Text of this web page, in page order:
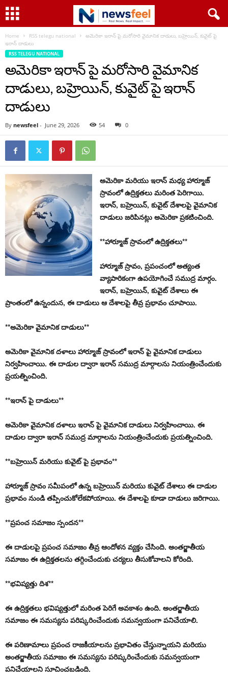
Home RSS telegu national
అమెరికా ఇరాన్ పై మరోసారి వైమానిక దాడులు, బహ్రెయిన్, కువైట్ పై
ఇరాన్ దాడులు
RSS TELEGU NATIONAL
అమెరికా ఇరాన్ పై మరోసారి వైమానిక
దాడులు, బహ్రెయిన్, కువైట్ పై ఇరాన్
దాడులు
By newsfeel - June 29, 2026 54 0
అమెరికా మరియు ఇరాన్ మధ్య హార్మూజ్
స్రావంలో ఉద్రిక్తతలు మరింత పెరిగాయి.
ఇరాన్, బహ్రెయిన్, కువైట్ దేశాలపై వైమానిక
దాడులు జరిపినట్లు అమెరికా ప్రకటించింది.
**హార్మూజ్ స్రావంలో ఉద్రిక్తతలు**
హార్మూజ్ స్రావం, ప్రపంచంలో అత్యంత
వ్యాపారికంగా ఉపయోగించే సముద్ర మార్గం.
ఇరాన్, బహ్రెయిన్, కువైట్ దేశాలు ఈ
ప్రాంతంలో ఉన్నందున, ఈ దాడులు ఆ దేశాలపై తీవ్ర ప్రభావం చూపాయి.
**అమెరికా వైమానిక దాడులు**
అమెరికా వైమానిక దళాలు హార్మూజ్ స్రావంలో ఇరాన్ పై వైమానిక దాడులు
నిర్వహించాయి. ఈ దాడుల ద్వారా ఇరాన్ సముద్ర మార్గాలను నియంత్రించేందుకు
ప్రయత్నించింది.
**ఇరాన్ పై దాడులు**
అమెరికా వైమానిక దళాలు ఇరాన్ పై వైమానిక దాడులు నిర్వహించాయి. ఈ
దాడుల ద్వారా ఇరాన్ సముద్ర మార్గాలను నియంత్రించేందుకు ప్రయత్నించింది.
**బహ్రెయిన్ మరియు కువైట్ పై ప్రభావం**
హార్మూజ్ స్రావం సమీపంలో ఉన్న బహ్రెయిన్ మరియు కువైట్ దేశాలు ఈ దాడుల
ప్రభావం నుండి తప్పించుకోలేకపోయాయి. ఈ దేశాలపై కూడా దాడులు జరిగాయి.
**ప్రపంచ సమాజం స్పందన**
ఈ దాడులపై ప్రపంచ సమాజం తీవ్ర ఆందోళన వ్యక్తం చేసింది. అంతర్జాతీయ
సమాజం ఈ ఉద్రిక్తతలను తగ్గించేందుకు చర్యలు తీసుకోవాలని కోరింది.
**భవిష్యత్తు దిశ**
ఈ ఉద్రిక్తతలు భవిష్యత్తులో మరింత పెరిగే అవకాశం ఉంది. అంతర్జాతీయ
సమాజం ఈ సమస్యను పరిష్కరించేందుకు సమన్వయంగా పనిచేయాలి.
ఈ పరిణామాలు ప్రపంచ రాజకీయాలను ప్రభావితం చేస్తున్నాయని మరియు
అంతర్జాతీయ సమాజం ఈ సమస్యను పరిష్కరించేందుకు సమన్వయంగా
పనిచేయాలని సూచించబడింది.